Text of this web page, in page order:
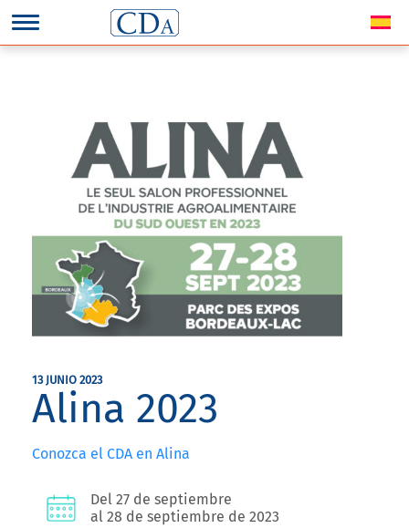
13 JUNIO 2023
Alina 2023
Conozca el CDA en Alina
Del 27 de septiembre
al 28 de septiembre de 2023